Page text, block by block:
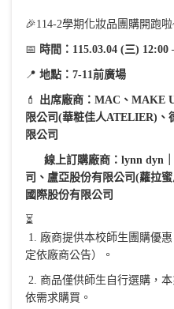
🎉114-2學期化妝品團購開跑啦
📅 時間：115.03.04 (三) 12:00
📍 地點：7-11前廣場
💄 出席廠商：MAC、MAKE
限公司(華粧佳人ATELIER)、
限公司
線上訂購廠商：lynn dyn｜
司、盧亞股份有限公司(蘿拉
國際股份有限公司
⏳
1. 廠商提供本校師生團購優
定依廠商公告）。
2. 商品僅供師生自行選購，
依需求購買。